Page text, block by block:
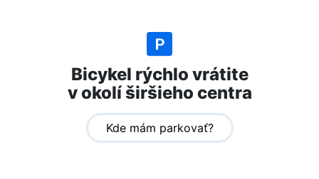
Bicykel rýchlo vrátite
v okolí širšieho centra
Kde mám parkovať?